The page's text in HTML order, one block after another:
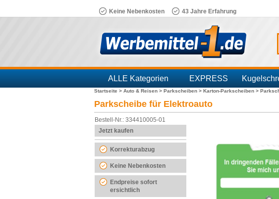
Keine Nebenkosten 43 Jahre Erfahrung
ALLE Kategorien EXPRESS
Branchen
Startseite > Auto & Reisen > Parkscheiben > Karton-Parkscheiben >
Parkscheibe für Elektroauto
Bestell-Nr.: 334410005-01
Jetzt kaufen
Korrekturabzug
Keine Nebenkosten
Endpreise sofort
ersichtlich